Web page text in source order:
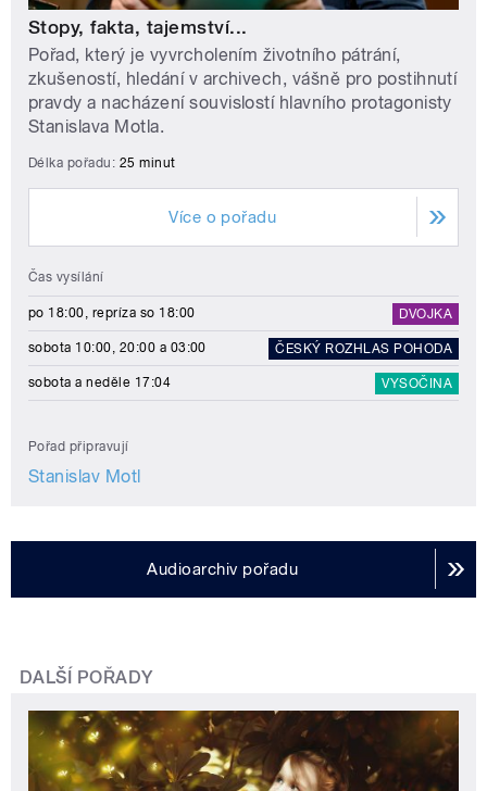
Stopy, fakta, tajemství...
Pořad, který je vyvrcholením životního pátrání,
zkušeností, hledání v archivech, vášně pro postihnutí
pravdy a nacházení souvislostí hlavního protagonisty
Stanislava Motla.
Délka pořadu: 25 minut
Více o pořadu
Čas vysílání
po 18:00, repríza so 18:00 DVOJKA
sobota 10:00, 20:00 a 03:00 ČESKÝ ROZHLAS POHODA
sobota a neděle 17:04 VYSOČINA
Pořad připravují
Stanislav Motl
Audioarchiv pořadu
DALŠÍ POŘADY